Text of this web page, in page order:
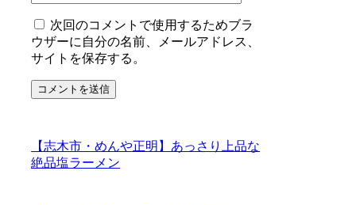
次回のコメントで使用するためブラ
ウザーに自分の名前、メールアドレス、
サイトを保存する。
【志木市・めんや正明】あっさり上品な
絶品塩ラーメン